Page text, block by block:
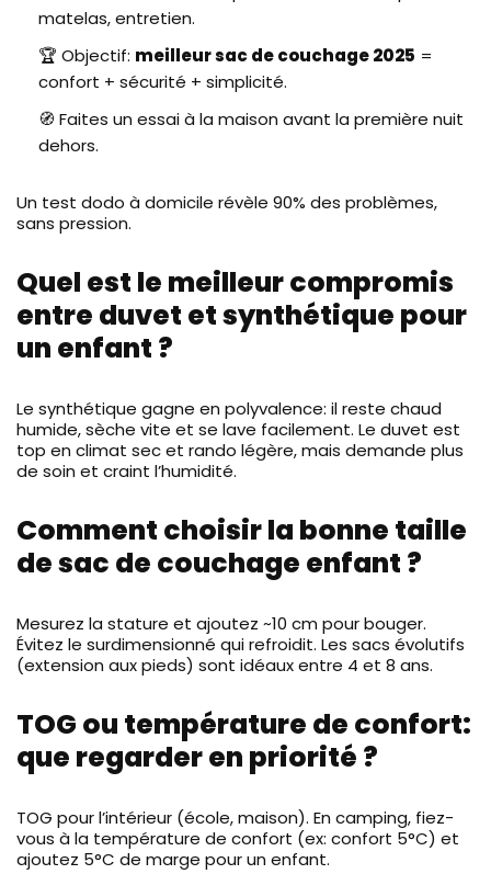
matelas, entretien.
🏆 Objectif: meilleur sac de couchage 2025 =
confort + sécurité + simplicité.
🧭 Faites un essai à la maison avant la première nuit
dehors.
Un test dodo à domicile révèle 90% des problèmes,
sans pression.
Quel est le meilleur compromis
entre duvet et synthétique pour
un enfant ?
Le synthétique gagne en polyvalence: il reste chaud
humide, sèche vite et se lave facilement. Le duvet est
top en climat sec et rando légère, mais demande plus
de soin et craint l’humidité.
Comment choisir la bonne taille
de sac de couchage enfant ?
Mesurez la stature et ajoutez ~10 cm pour bouger.
Évitez le surdimensionné qui refroidit. Les sacs évolutifs
(extension aux pieds) sont idéaux entre 4 et 8 ans.
TOG ou température de confort:
que regarder en priorité ?
TOG pour l’intérieur (école, maison). En camping, fiez-
vous à la température de confort (ex: confort 5°C) et
ajoutez 5°C de marge pour un enfant.